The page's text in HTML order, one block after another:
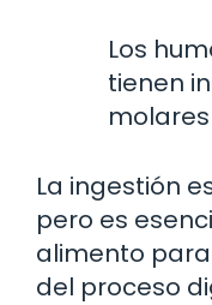
Los
tienen
La ingestión
pero es
alimento
del proceso